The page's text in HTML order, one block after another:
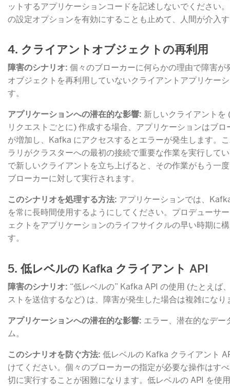
ットするアプリケーションコードを記述しないでください
の設定オプションを有効にすることも止めて、人間が介入
4. クライアントオブジェクトの再利用
障害のシナリオ: 個々のブローカーに何らかの理由で障害
オブジェクトを再利用していないクライアントアプリケー
す。
アプリケーションへの潜在的な影響: 新しいクライアント
リクエストごとに) 作成する場合、アプリケーションはブ
が増加し、Kafka にアクセスするとエラーが発生します。
ラリがクラスターへの最初の接続で重要な作業を実行して
で新しいクライアントを立ち上げると、その作業がもう一
ブローカーに対して実行されます。
このシナリオを処理する方法: アプリケーションでは、
を常に長時間使用するようにしてください。プロデューサ
ェクトをアプリケーションのライフサイクルの早い時期に
す。
5. 低レベルの Kafka クライアント API
障害のシナリオ: “低レベルの” Kafka API の使用 (たとえば
ストを送信するなど) は、障害が発生した場合は複雑になり
アプリケーションへの潜在的な影響: エラー、潜在的なデ
ム。
このシナリオを防ぐ方法: 低レベルの Kafka クライアント
けてください。個々のブローカーの指定が必要な操作はす
切に実行することが困難になります。低レベルの API を使